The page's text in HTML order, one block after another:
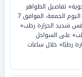
تفاصيل الظواهر
الجوية وحالة الطقس المتوقعة اليوم الجمعة، الموافق 7
«طقس شديد الحرارة رطب»
على السواحل
رطبًا» خلال ساعات